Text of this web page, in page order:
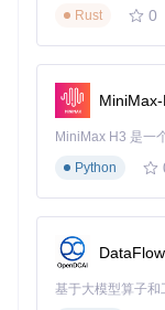
禁用独立显卡
键盘背光亮度
这些调整通过软
统会根据电源状态
游戏娱乐场景：
游戏玩家往往需
极限模式：独显
能
优化模式：根
Rust
0
MiniMax-
Python
DataFlow
基于大模型算子